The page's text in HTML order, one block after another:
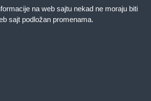
na web sajtu nekad ne moraju biti
sajt podložan promenama.